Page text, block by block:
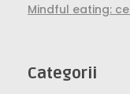
Mindful eating:
Categorii